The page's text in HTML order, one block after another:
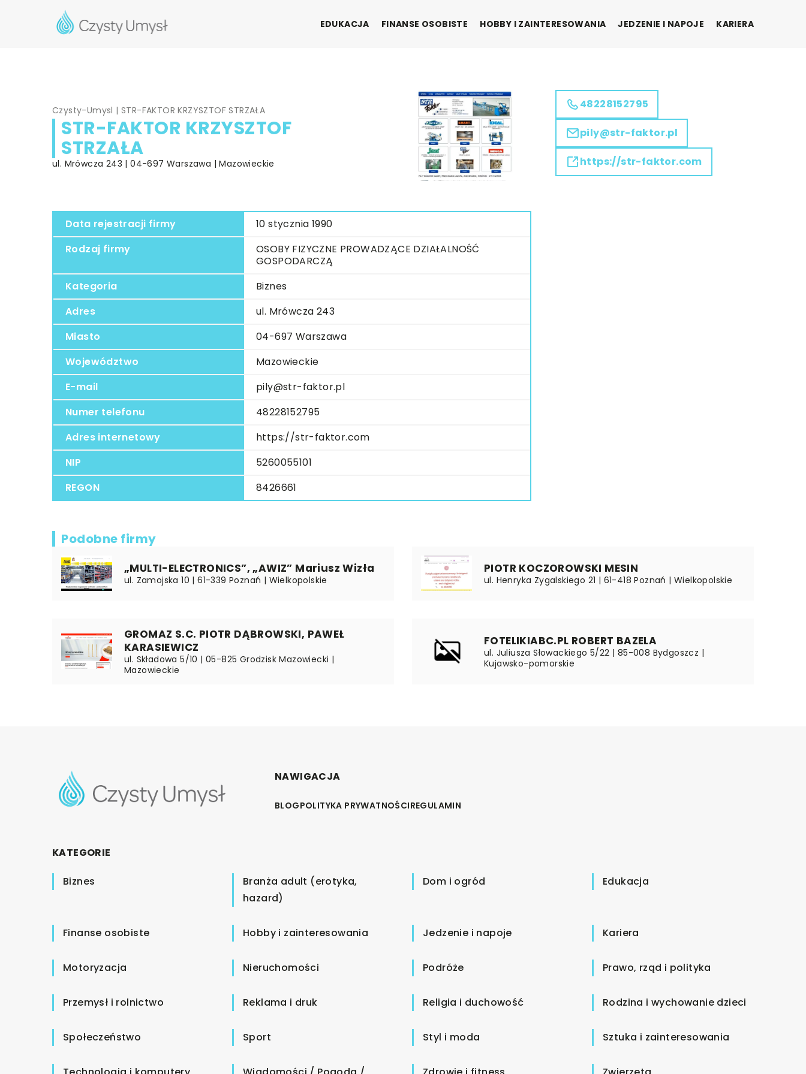
EDUKACJA FINANSE OSOBISTE HOBBY I ZAINTERESOWANIA JEDZENIE I NAPOJE KARIERA
Czysty-Umysl |STR-FAKTOR KRZYSZTOF STRZAŁA
STR-FAKTOR KRZYSZTOF
STRZAŁA
ul. Mrówcza 243 | 04-697 Warszawa | Mazowieckie
Data rejestracji firmy
10 stycznia 1990
Rodzaj firmy
OSOBY FIZYCZNE PROWADZĄCE DZIAŁALNOŚĆ
GOSPODARCZĄ
Kategoria
Biznes
Adres
ul. Mrówcza 243
Miasto
04-697 Warszawa
Województwo
Mazowieckie
E-mail
pily@str-faktor.pl
Numer telefonu
48228152795
Adres internetowy
https://str-faktor.com
NIP
5260055101
REGON
8426661
48228152795
pily@str-faktor.pl
https://str-faktor.com
Podobne firmy
„MULTI-ELECTRONICS”, „AWIZ” Mariusz Wizła
ul. Zamojska 10 | 61-339 Poznań | Wielkopolskie
PIOTR KOCZOROWSKI MESIN
ul. Henryka Zygalskiego 21 | 61-418 Poznań | Wielkopolskie
GROMAZ S.C. PIOTR DĄBROWSKI, PAWEŁ
KARASIEWICZ
ul. Składowa 5/10 | 05-825 Grodzisk Mazowiecki |
Mazowieckie
FOTELIKIABC.PL ROBERT BAZELA
ul. Juliusza Słowackiego 5/22 | 85-008 Bydgoszcz |
Kujawsko-pomorskie
NAWIGACJA
BLOGPOLITYKA PRYWATNOŚCIREGULAMIN
KATEGORIE
Biznes
Branża adult (erotyka,
hazard)
Dom i ogród Edukacja
Finanse osobiste Hobby i zainteresowania Jedzenie i napoje Kariera
Motoryzacja Nieruchomości Podróże Prawo, rząd i polityka
Przemysł i rolnictwo Reklama i druk Religia i duchowość Rodzina i wychowanie dzieci
Społeczeństwo Sport Styl i moda Sztuka i zainteresowania